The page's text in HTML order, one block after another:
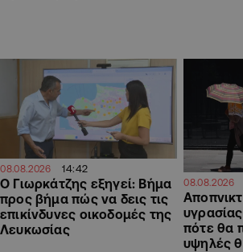
08.08.2026 14:42
Ο Γιωρκάτζης εξηγεί: Βήμα
προς βήμα πώς να δεις τις
επικίνδυνες οικοδομές της
Λευκωσίας
08.08.2026
πότε θα
υψηλές